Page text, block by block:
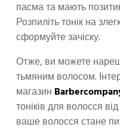
пасма та мають
Розпиліть тонік на
сформуйте зачіску.
Отже, ви можете
тьмяним волосом.
магазин
тоніків для волосся
ваше волосся стане